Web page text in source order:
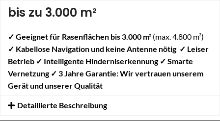
bis zu 3.000 m²
✓ Geeignet für Rasenflächen bis 3.000 m² (max. 4.800 m²)
✓ Kabellose Navigation und keine Antenne nötig ✓ Leiser
Betrieb ✓ Intelligente Hinderniserkennung ✓ Smarte
Vernetzung ✓ 3 Jahre Garantie: Wir vertrauen unserem
Gerät und unserer Qualität
Detaillierte Beschreibung